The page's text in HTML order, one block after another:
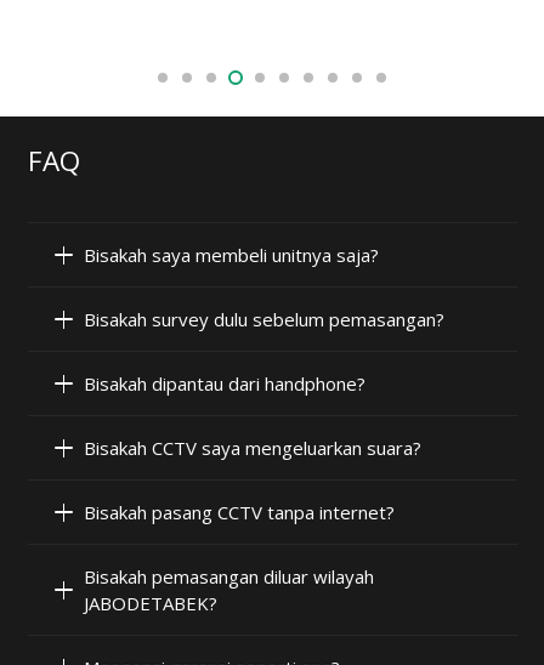
FAQ
Bisakah saya membeli unitnya saja?
Bisakah survey dulu sebelum pemasangan?
Bisakah dipantau dari handphone?
Bisakah CCTV saya mengeluarkan suara?
Bisakah pasang CCTV tanpa internet?
Bisakah pemasangan diluar wilayah
JABODETABEK?